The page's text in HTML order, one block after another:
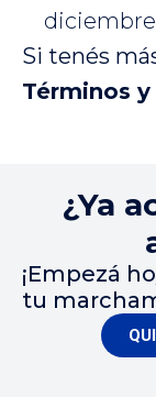
diciembre
Si tenés
Términos
¿Ya
¡Empezá
tu